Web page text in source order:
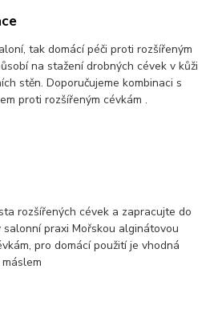
tak domácí péči proti rozšířeným
na stažení drobných cévek v kůži
stěn. Doporučujeme kombinaci s
proti rozšířeným cévkám .
rozšířených cévek a zapracujte do
praxi Mořskou alginátovou
pro domácí použití je vhodná